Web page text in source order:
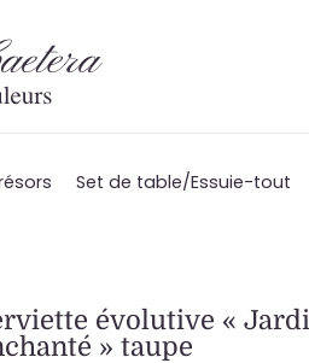
Set de table/Essuie-tout
évolutive «
» taupe